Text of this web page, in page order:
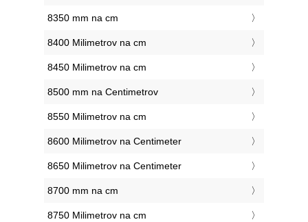
8350 mm na cm
8400 Milimetrov na cm
8450 Milimetrov na cm
8500 mm na Centimetrov
8550 Milimetrov na cm
8600 Milimetrov na Centimeter
8650 Milimetrov na Centimeter
8700 mm na cm
8750 Milimetrov na cm